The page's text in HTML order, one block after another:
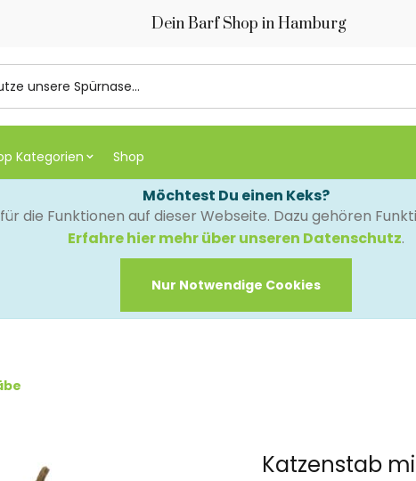
Dein Barf Shop in Hamburg
Kategorien Shop
Möchtest Du einen Keks?
die Funktionen auf dieser Webseite. Dazu gehören
Erfahre hier mehr über unseren Datenschutz.
Nur Notwendige Cookies
Katzenstab